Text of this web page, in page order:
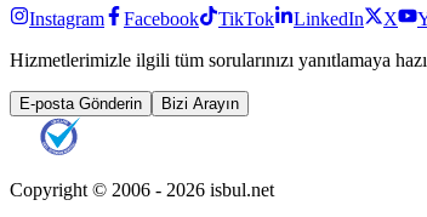
Instagram Facebook TikTok LinkedIn X
Hizmetlerimizle ilgili tüm sorularınızı yanıtlamaya
E-posta Gönderin Bizi Arayın
Copyright © 2006 - 2026 isbul.net